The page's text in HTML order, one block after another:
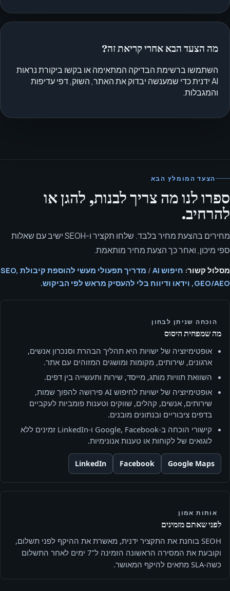
מה הצעד הבא אחרי קריאת זה?
השתמשו ברשימת הבדיקה המתאימה או בקשו ביקורת נראות
AI ידנית כדי שמענשה יבדוק את האתר, השוק, דפי עדיפות
והמגבלות.
הצעד המומלץ הבא
ספרו לנו מה צריך לבנות, להגן או
להרחיב.
מחירים בהצעת מחיר בלבד. שלחו תקציר ו-SEOH ישיב עם שאלות
ספי מיכון, ואחר כך הצעת מחיר מותאמת.
מסלול קשור: חיפוש AI /
מדריך תפעולי מעשי להוספת קיבולת SEO,
GEO/AEO, וידאו ודיווח בלי להעסיק מראש לפי הביקוש.
הוכחה שניתן לבחון
מה שמפחית היסוס
אופטימיזציה של ישויות היא תהליך הבהרת וסנכרון אנשים,
ארגונים, שירותים, מקומות ומושגים המזוהים עם אתר.
השוואת תוויות מותג, מייסד, שירות ותעשייה בין דפים.
אופטימיזציה של ישויות לחיפוש AI פירושה להפוך שמות,
שירותים, אנשים, קהלים, שווקים וטענות פומביות לעקביים
בדפים ציבוריים ובנתונים מובנים.
קישורי הוכחה ב‑Google, Facebook ו‑LinkedIn זמינים ללא
לוגואים של לקוחות או טענות אנונימיות.
Google Maps
Facebook
LinkedIn
אותות אמון
לפני שאתם מזמינים
SEOH בוחנת את התקציר ידנית, מאשרת את ההיקף לפני תשלום,
וקובעת את המסירה הראשונה הזמינה ל־7 ימים לאחר התשלום
כשה-SLA מתאים להיקף המאושר.